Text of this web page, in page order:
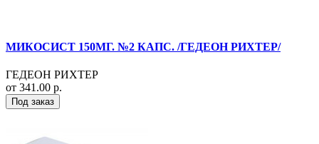
МИКОСИСТ 150МГ. №2 КАПС. /ГЕДЕОН РИХТЕР/
ГЕДЕОН РИХТЕР
от 341.00 р.
Под заказ